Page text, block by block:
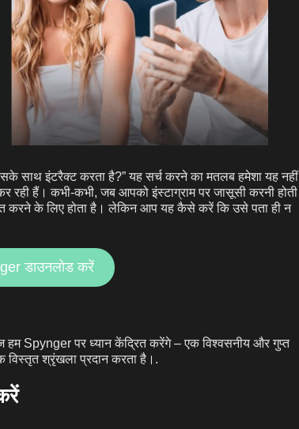
साथ इंटरैक्ट करता है?” यह सर्च करने का मतलब हमेशा यह नहीं
हैं। कभी-कभी, जब आपको इंस्टाग्राम पर जासूसी करनी होती
करने के लिए होता है। लेकिन आप यह कैसे करें कि उसे पता ही न
डाउनलोड करें
Spynger पर ध्यान केंद्रित करेंगे – एक विश्वसनीय और गुप्त
विस्तृत श्रृंखला प्रदान करता है।.